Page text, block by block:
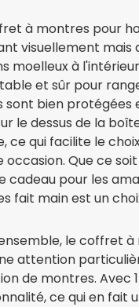
à montres pour
visuellement mais
moelleux à
et sûr pour
sont bien protégées
le dessus de la
ce qui facilite le
occasion. Que ce
cadeau pour les
fait main est un
le coffret
attention
de montres. Avec
ce qui en fait